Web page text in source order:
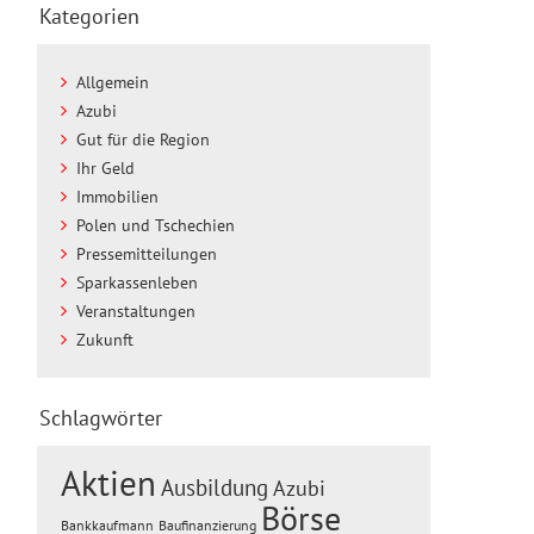
Kategorien
Allgemein
Azubi
Gut für die Region
Ihr Geld
Immobilien
Polen und Tschechien
Pressemitteilungen
Sparkassenleben
Veranstaltungen
Zukunft
Schlagwörter
Aktien Ausbildung Azubi
Bankkaufmann Baufinanzierung Börse